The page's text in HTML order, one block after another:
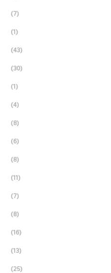
(7)
(1)
(43)
(30)
(1)
(4)
(8)
(6)
(8)
(11)
(7)
(8)
(16)
(13)
(25)